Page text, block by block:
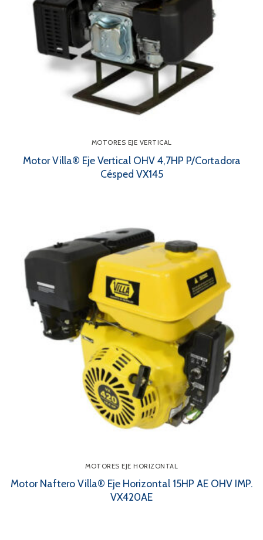
MOTORES EJE VERTICAL
Motor Villa® Eje Vertical OHV 4,7HP P/Cortadora
Césped VX145
MOTORES EJE HORIZONTAL
Motor Naftero Villa® Eje Horizontal 15HP AE OHV IMP.
VX420AE